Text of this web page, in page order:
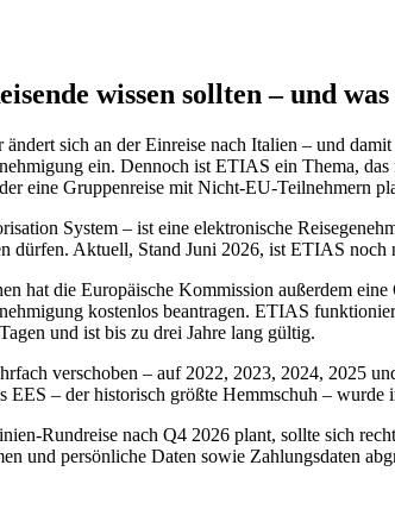
wissen sollten – und
sich an der Einreise nach Italien – und
ein. Dennoch ist ETIAS ein Thema,
eine Gruppenreise mit Nicht-EU-Teilnehmern
System – ist eine elektronische
dürfen. Aktuell, Stand Juni 2026, ist ETIAS
hat die Europäische Kommission außerdem
kostenlos beantragen. ETIAS
und ist bis zu drei Jahre lang gültig.
verschoben – auf 2022, 2023, 2024, 2025
EES – der historisch größte Hemmschuh –
Rundreise nach Q4 2026 plant, sollte sich
und persönliche Daten sowie Zahlungsdaten